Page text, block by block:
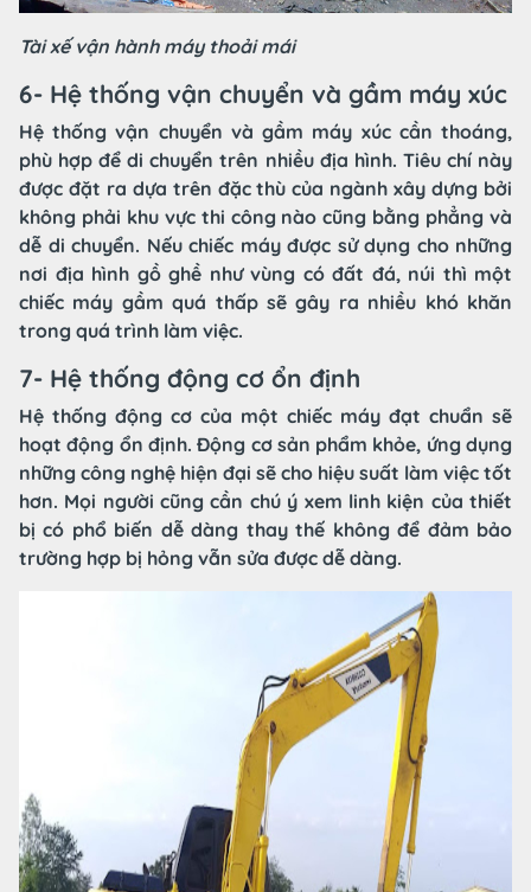
Tài xế vận hành máy thoải mái
6- Hệ thống vận chuyển và gầm máy xúc
Hệ thống vận chuyển và gầm máy xúc cần thoáng,
phù hợp để di chuyển trên nhiều địa hình. Tiêu chí này
được đặt ra dựa trên đặc thù của ngành xây dựng bởi
không phải khu vực thi công nào cũng bằng phẳng và
dễ di chuyển. Nếu chiếc máy được sử dụng cho những
nơi địa hình gồ ghề như vùng có đất đá, núi thì một
chiếc máy gầm quá thấp sẽ gây ra nhiều khó khăn
trong quá trình làm việc.
7- Hệ thống động cơ ổn định
Hệ thống động cơ của một chiếc máy đạt chuẩn sẽ
hoạt động ổn định. Động cơ sản phẩm khỏe, ứng dụng
những công nghệ hiện đại sẽ cho hiệu suất làm việc tốt
hơn. Mọi người cũng cần chú ý xem linh kiện của thiết
bị có phổ biến dễ dàng thay thế không để đảm bảo
trường hợp bị hỏng vẫn sửa được dễ dàng.